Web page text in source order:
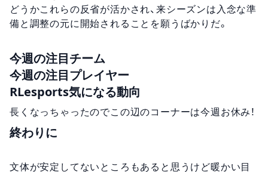
どうかこれらの反省が活かされ、来シーズンは入念な準
備と調整の元に開始されることを願うばかりだ。
今週の注目チーム
今週の注目プレイヤー
RLesports気になる動向
長くなっちゃったのでこの辺のコーナーは今週お休み！
終わりに
文体が安定してないところもあると思うけど暖かい目